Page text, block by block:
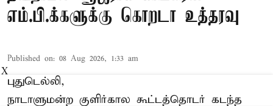
எம்.பி.க்களுக்கு கொறடா உத்தரவு
Published on: 08 Aug 2026, 1:33 am
புதுடெல்லி,
நாடாளுமன்ற குளிர்கால கூட்டத்தொடர் கடந்த
X